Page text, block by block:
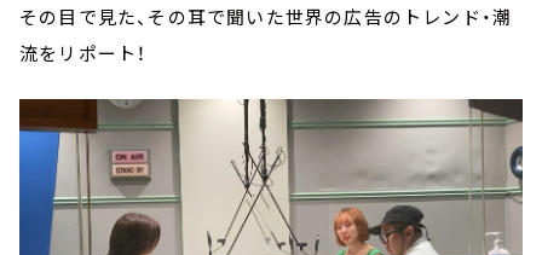
その目で見た、その耳で聞いた世界の広告のトレンド・潮
流をリポート！